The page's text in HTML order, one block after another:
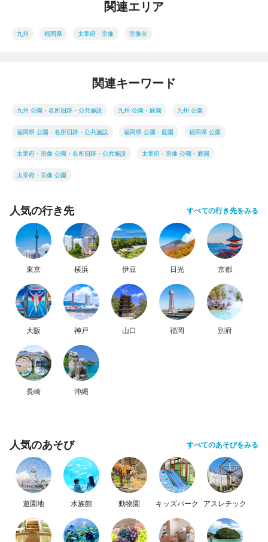
関連エリア
九州 福岡県 太宰府・宗像 宗像市
関連キーワード
九州 公園・名所旧跡・公共施設 九州 公園・庭園 九州 公園
福岡県 公園・名所旧跡・公共施設 福岡県 公園・庭園 福岡県 公園
太宰府・宗像 公園・名所旧跡・公共施設 太宰府・宗像 公園・庭園
太宰府・宗像 公園
人気の行き先 すべての行き先をみる
東京 横浜 伊豆 日光 京都
大阪 神戸 山口 福岡 別府
長崎 沖縄
人気のあそび すべてのあそびをみる
遊園地 水族館 動物園 キッズパーク アスレチック